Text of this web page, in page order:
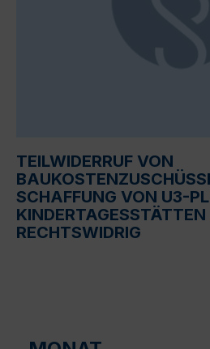
TEILWIDERRUF VON
SCHAFFUNG VON U3-
KINDERTAGESSTÄTTEN
RECHTSWIDRIG